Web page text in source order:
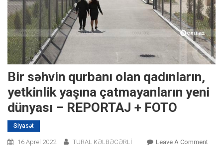
Bir səhvin qurbanı olan qadınların,
yetkinlik yaşına çatmayanların yeni
dünyası – REPORTAJ + FOTO
Siyasət
16 Aprel 2022 TURAL KƏLBƏCƏRLİ Leave A CommentOn